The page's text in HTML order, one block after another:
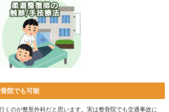
> 【交通事故治療】整形外科と整骨院に
】整形外科と整骨院に通